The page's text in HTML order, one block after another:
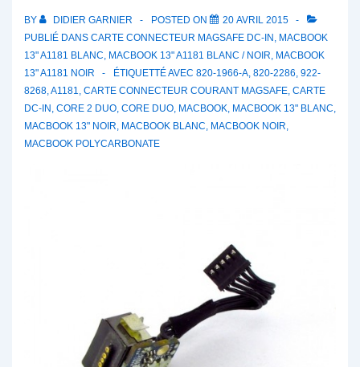
9551
922-
9175
661-
9551
BY DIDIER GARNIER POSTED ON
20 AVRIL 2015
PUBLIÉ DANS CARTE CONNECTEUR MAGSAFE DC-IN , MACBOOK
13" A1181 BLANC, MACBOOK 13" A1181 BLANC / NOIR, MACBOOK
13" A1181 NOIR
ÉTIQUETTÉ AVEC 820-1966-A, 820-2286, 922-
8268,A1181, CARTE CONNECTEUR COURANT MAGSAFE, CARTE
DC-IN , CORE 2 DUO, CORE DUO, MACBOOK, MACBOOK 13" BLANC,
MACBOOK 13" NOIR, MACBOOK BLANC, MACBOOK NOIR,
MACBOOK POLYCARBONATE